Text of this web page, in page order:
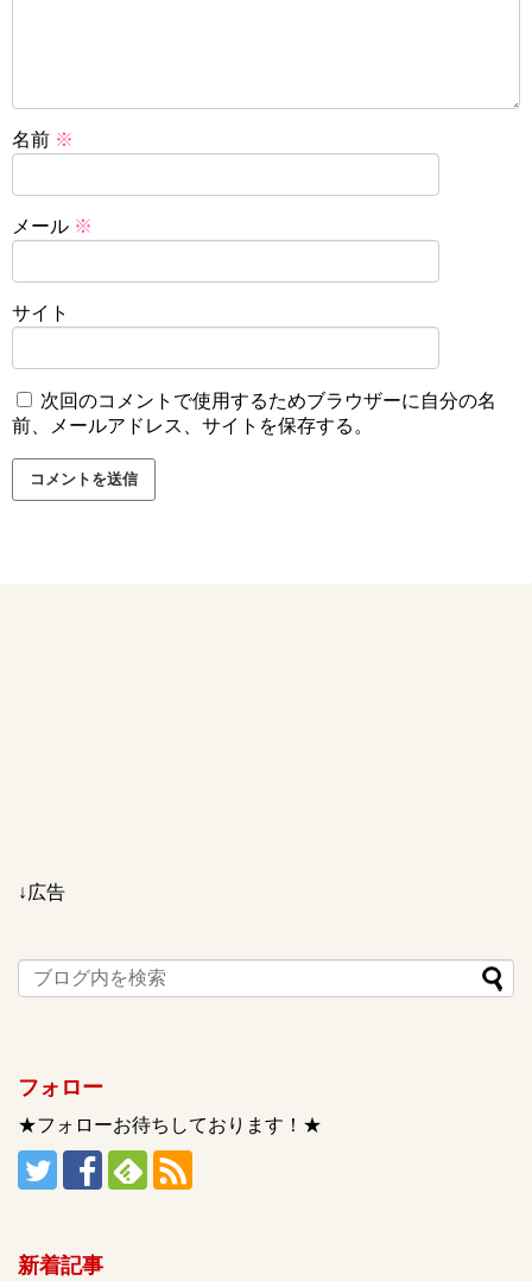
名前 ※
メール ※
サイト
次回のコメントで使用するためブラウザーに自分の名
前、メールアドレス、サイトを保存する。
↓広告
フォロー
★フォローお待ちしております！★
新着記事